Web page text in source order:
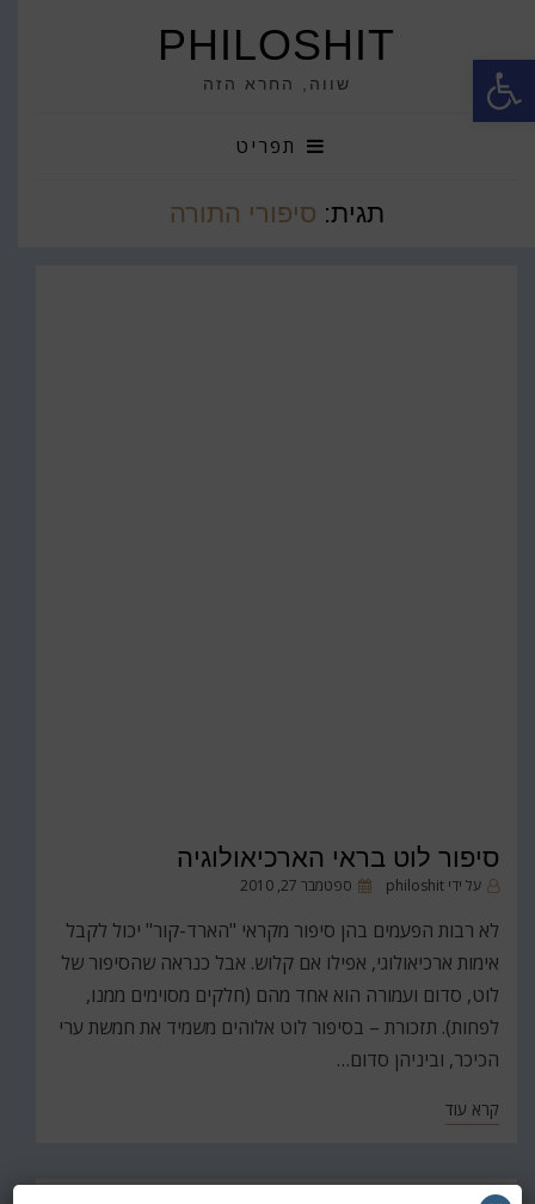
פתח סרגל נגישות PHILOSHIT
שווה, החרא הזה
תפריט
תגית: סיפורי התורה
סיפור לוט בראי הארכיאולוגיה
על ידי philoshit
פורסםספטמבר 27, 2010
לא רבות הפעמים בהן סיפור מקראי "הארד-קור" יכול לקבל
אימות ארכיאולוגי, אפילו אם קלוש. אבל כנראה שהסיפור של
לוט, סדום ועמורה הוא אחד מהם (חלקים מסוימים ממנו,
לפחות). תזכורת – בסיפור לוט אלוהים משמיד את חמשת ערי
הכיכר, וביניהן סדום…
קרא עוד